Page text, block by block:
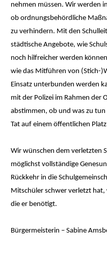
nehmen müssen. Wir werden
ob ordnungsbehördliche
zu verhindern. Mit den
städtische Angebote, wie
noch hilfreicher werden
wie das Mitführen von (Stich-
Einsatz unterbunden werden
mit der Polizei im Rahmen der
abstimmen, ob und was zu
Tat auf einem öffentlichen
Wir wünschen dem verletzten
möglichst vollständige
Rückkehr in die
Mitschüler schwer verletzt hat,
die er benötigt.
Bürgermeisterin – Sabine